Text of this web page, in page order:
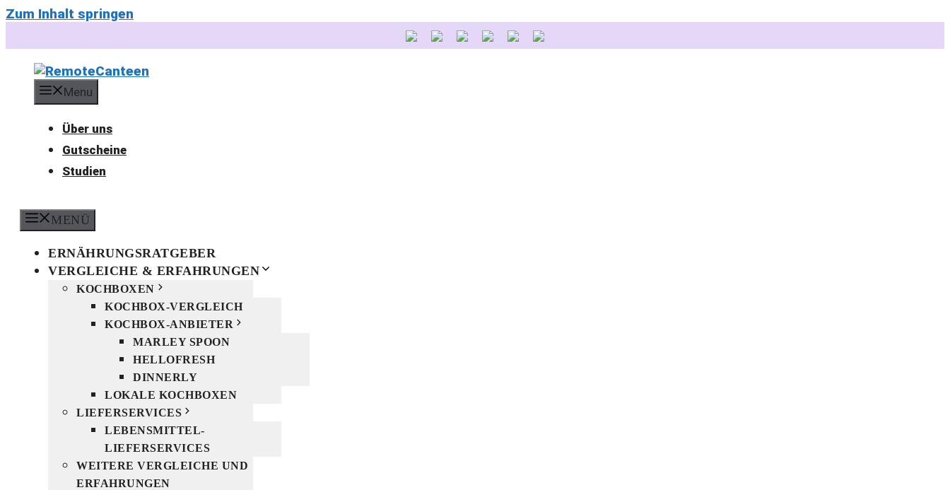
Zum Inhalt springen
Menu
Über uns
Gutscheine
Studien
MENÜ
ERNÄHRUNGSRATGEBER
VERGLEICHE & ERFAHRUNGEN
KOCHBOXEN
KOCHBOX-VERGLEICH
KOCHBOX-ANBIETER
MARLEY SPOON
HELLOFRESH
DINNERLY
LOKALE KOCHBOXEN
LIEFERSERVICES
LEBENSMITTEL-
LIEFERSERVICES
WEITERE VERGLEICHE UND
ERFAHRUNGEN